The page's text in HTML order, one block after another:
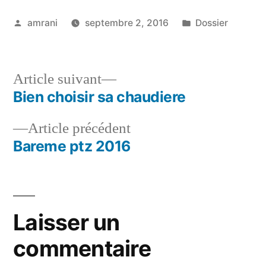
Publié
amrani septembre 2, 2016
Publié
Dossier
Navigation
de
l’article
Article précédentArticle
Bareme ptz 2016
Article suivant
Article
suivant :
Bien choisir sa chaudiere
Laisser un
commentaire